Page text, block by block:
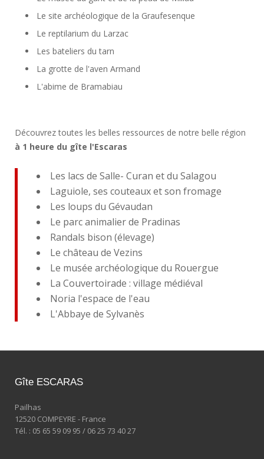
Le site archéologique de la Graufesenque
Le reptilarium du Larzac
Les bateliers du tarn
La grotte de l'aven Armand
L'abime de Bramabiau
Découvrez toutes les belles ressources de notre belle région
à 1 heure du gîte l'Escaras
Les lacs de Salle- Curan et du Salagou
Laguiole, ses couteaux et son fromage
Les loups du Gévaudan
Le parc animalier de Pradinas
Randals bison (élevage)
Le château de Vezins
Le musée archéologique du Rouergue
La Couvertoirade : village médiéval
Noria l'espace de l'eau
L'Abbaye de Sylvanès
Gîte ESCARAS
Pailhas
12520 COMPEYRE - France
Tél. : 05 65 59 09 95 / 06 25 73 40 27